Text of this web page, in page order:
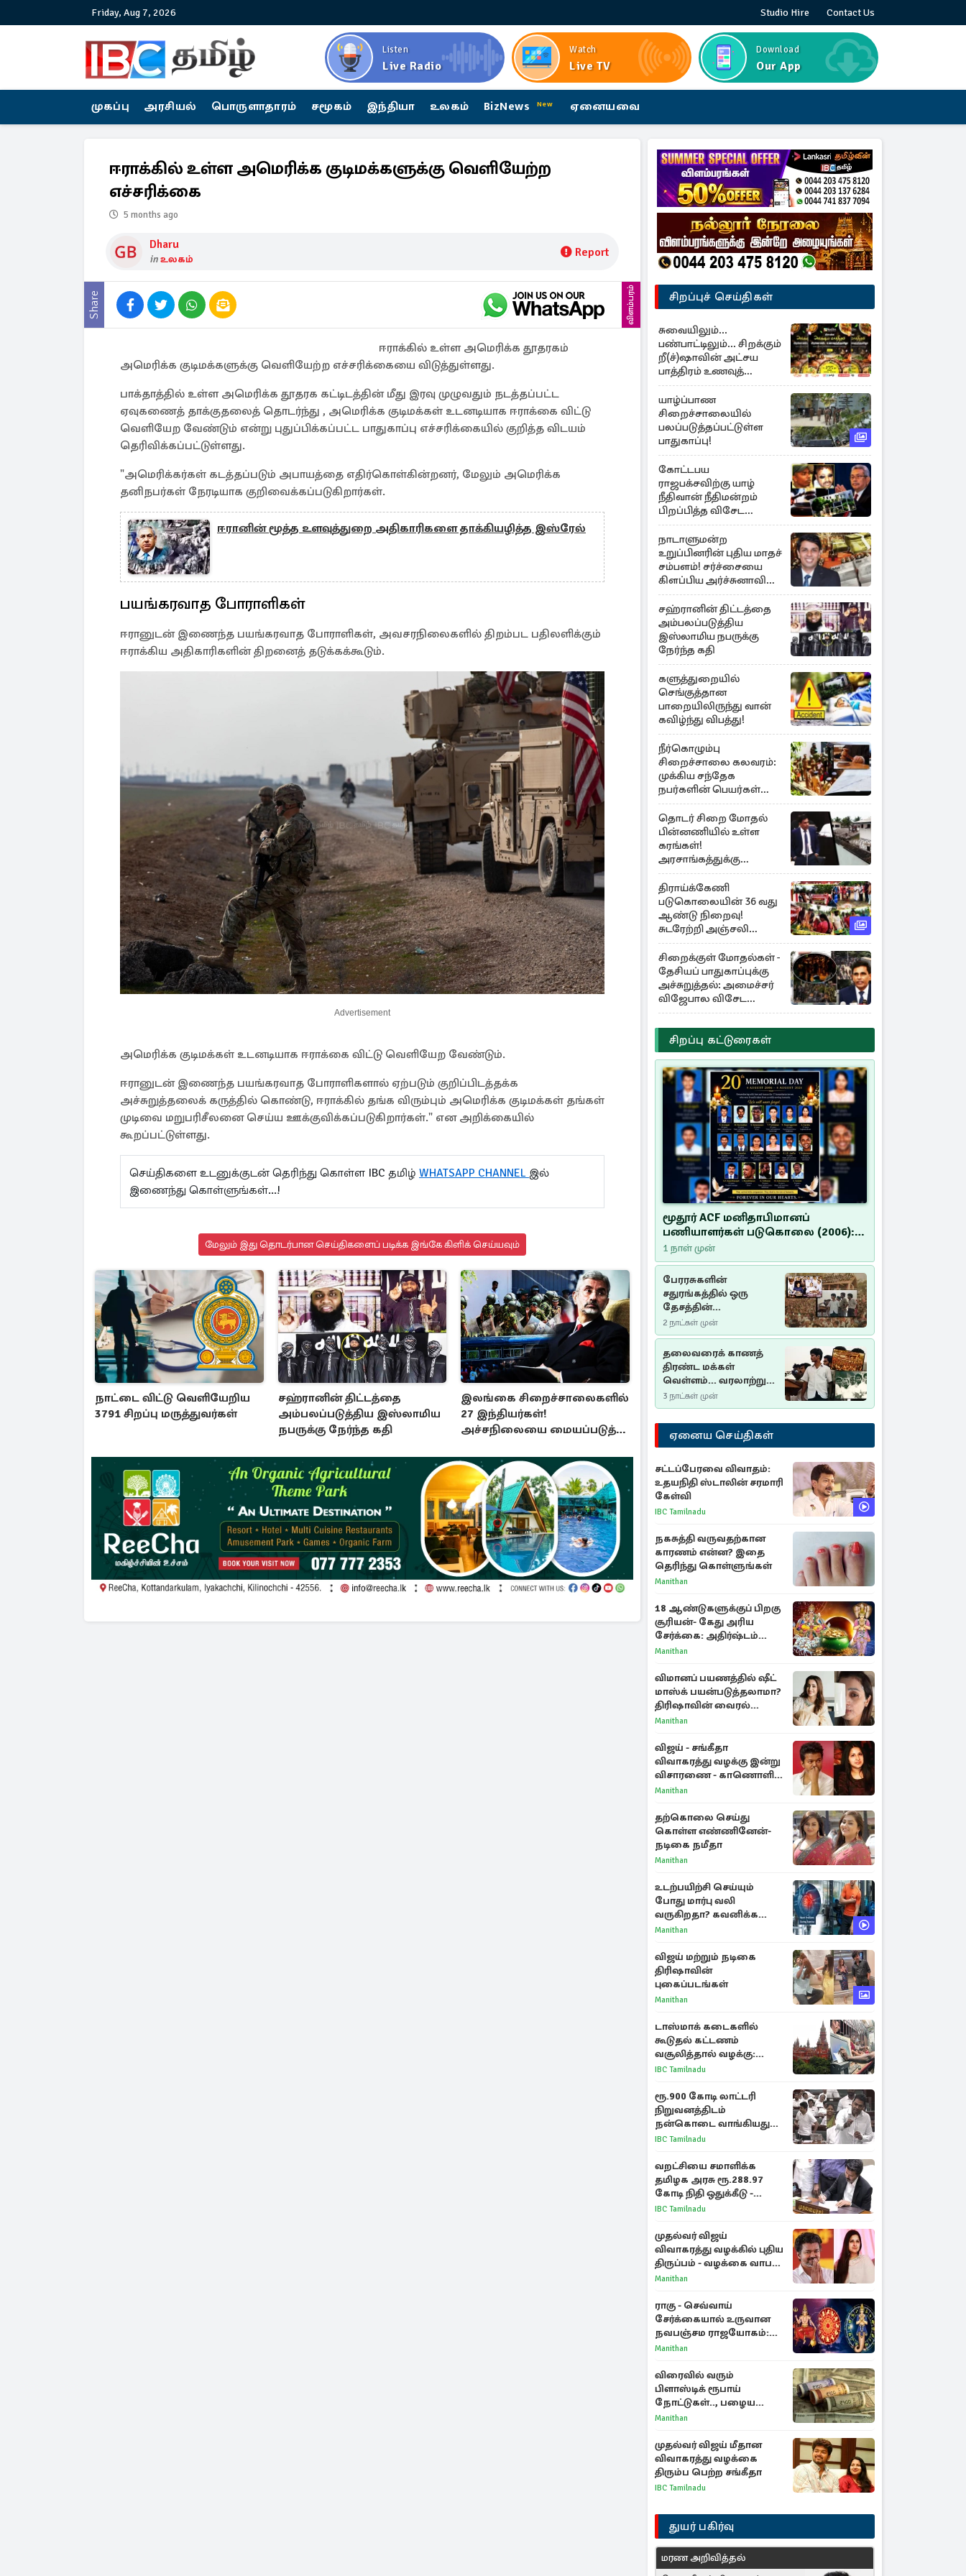
Friday, Aug 7, 2026 Studio Hire Contact Us
Listen
Live Radio
Watch
Live TV
Download
Our App
முகப்பு அரசியல் பொருளாதாரம் சமூகம் இந்தியா உலகம் BizNews New ஏனையவை
ஈராக்கில் உள்ள அமெரிக்க குடிமக்களுக்கு வெளியேற்ற
எச்சரிக்கை
5 months ago
Dharu
inஉலகம் Report
Share விளம்பரம்
ஈராக்கில் உள்ள அமெரிக்க தூதரகம்
அமெரிக்க குடிமக்களுக்கு வெளியேற்ற எச்சரிக்கையை விடுத்துள்ளது.
பாக்தாத்தில் உள்ள அமெரிக்க தூதரக கட்டிடத்தின் மீது இரவு முழுவதும் நடத்தப்பட்ட
ஏவுகணைத் தாக்குதலைத் தொடர்ந்து , அமெரிக்க குடிமக்கள் உடனடியாக ஈராக்கை விட்டு
வெளியேற வேண்டும் என்று புதுப்பிக்கப்பட்ட பாதுகாப்பு எச்சரிக்கையில் குறித்த விடயம்
தெரிவிக்கப்பட்டுள்ளது.
"அமெரிக்கர்கள் கடத்தப்படும் அபாயத்தை எதிர்கொள்கின்றனர், மேலும் அமெரிக்க
தனிநபர்கள் நேரடியாக குறிவைக்கப்படுகிறார்கள்.
ஈரானின் மூத்த உளவுத்துறை அதிகாரிகளை தாக்கியழித்த இஸ்ரேல்
பயங்கரவாத போராளிகள்
ஈரானுடன் இணைந்த பயங்கரவாத போராளிகள், அவசரநிலைகளில் திறம்பட பதிலளிக்கும்
ஈராக்கிய அதிகாரிகளின் திறனைத் தடுக்கக்கூடும்.
Advertisement
அமெரிக்க குடிமக்கள் உடனடியாக ஈராக்கை விட்டு வெளியேற வேண்டும்.
ஈரானுடன் இணைந்த பயங்கரவாத போராளிகளால் ஏற்படும் குறிப்பிடத்தக்க
அச்சுறுத்தலைக் கருத்தில் கொண்டு, ஈராக்கில் தங்க விரும்பும் அமெரிக்க குடிமக்கள் தங்கள்
முடிவை மறுபரிசீலனை செய்ய ஊக்குவிக்கப்படுகிறார்கள்." என அறிக்கையில்
கூறப்பட்டுள்ளது.
செய்திகளை உடனுக்குடன் தெரிந்து கொள்ள IBC தமிழ் WHATSAPP CHANNEL இல்
இணைந்து கொள்ளுங்கள்...!
மேலும் இது தொடர்பான செய்திகளைப் படிக்க இங்கே கிளிக் செய்யவும்
நாட்டை விட்டு வெளியேறிய
3791 சிறப்பு மருத்துவர்கள்
சஹ்ரானின் திட்டத்தை
அம்பலப்படுத்திய இஸ்லாமிய
நபருக்கு நேர்ந்த கதி
இலங்கை சிறைச்சாலைகளில்
27 இந்தியர்கள்!
அச்சநிலையை மையப்படுத்தி
சிறப்புச் செய்திகள்
சுவையிலும்...
பண்பாட்டிலும்... சிறக்கும்
றீ(ச்)ஷாவின் அட்சய
பாத்திரம் உணவுத்
திருவிழா ஆரம்பம்
யாழ்ப்பாண
சிறைச்சாலையில்
பலப்படுத்தப்பட்டுள்ள
பாதுகாப்பு!
கோட்டபய
ராஜபக்சவிற்கு யாழ்
நீதிவான் நீதிமன்றம்
பிறப்பித்த விசேட
உத்தரவு!
நாடாளுமன்ற
உறுப்பினரின் புதிய மாதச்
சம்பளம்! சர்ச்சையை
கிளப்பிய அர்ச்சுனாவின்
அறிக்கை
சஹ்ரானின் திட்டத்தை
அம்பலப்படுத்திய
இஸ்லாமிய நபருக்கு
நேர்ந்த கதி
களுத்துறையில்
செங்குத்தான
பாறையிலிருந்து வான்
கவிழ்ந்து விபத்து!
நீர்கொழும்பு
சிறைச்சாலை கலவரம்:
முக்கிய சந்தேக
நபர்களின் பெயர்கள்
நீதிமன்றில் சமர்ப்பிப்பு!
தொடர் சிறை மோதல்
பின்னணியில் உள்ள
கரங்கள்!
அரசாங்கத்துக்கு
கிடைத்த புலனாய்வு
தகவல்
திராய்க்கேணி
படுகொலையின் 36 வது
ஆண்டு நிறைவு!
சுடரேற்றி அஞ்சலி
செலுத்திய மக்கள்
சிறைக்குள் மோதல்கள் -
தேசியப் பாதுகாப்புக்கு
அச்சுறுத்தல்: அமைச்சர்
விஜேபால விசேட
அறிவிப்பு
சிறப்பு கட்டுரைகள்
மூதூர் ACF மனிதாபிமானப்
பணியாளர்கள் படுகொலை (2006):
20 ஆண்டுகளாகியும் நீதி
மறுக்கப்பட்ட மனிதாபிமானப்
பேரவலம்
1 நாள் முன்
பேரரசுகளின்
சதுரங்கத்தில் ஒரு
தேசத்தின்
தீர்க்கதரிசனம் :
சுதுமலை பிரகடனம்
ஒரு வரலாற்றுப் பாடம்
2 நாட்கள் முன்
தலைவரைக் காணத்
திரண்ட மக்கள்
வெள்ளம்... வரலாற்றுச்
சிறப்புமிக்க சுதுமலைப்
பிரகடனம்…
3 நாட்கள் முன்
ஏனைய செய்திகள்
சட்டப்பேரவை விவாதம்:
உதயநிதி ஸ்டாலின் சரமாரி
கேள்வி
IBC Tamilnadu
நகசுத்தி வருவதற்கான
காரணம் என்ன? இதை
தெரிந்து கொள்ளுங்கள்
Manithan
18 ஆண்டுகளுக்குப் பிறகு
சூரியன்- கேது அரிய
சேர்க்கை: அதிர்ஷ்டம்
பெறும் 3 ராசிகள்!
Manithan
விமானப் பயணத்தில் ஷீட்
மாஸ்க் பயன்படுத்தலாமா?
திரிஷாவின் வைரல்
செல்ஃபிக்கு மருத்துவர்
Manithan
விஜய் - சங்கீதா
விவாகரத்து வழக்கு இன்று
விசாரணை - காணொளி
மூலம் ஆஜராக வாய்ப்பு
Manithan
தற்கொலை செய்து
கொள்ள எண்ணினேன்-
நடிகை நமீதா
Manithan
உடற்பயிற்சி செய்யும்
போது மார்பு வலி
வருகிறதா? கவனிக்க
வேண்டிய எச்சரிக்கை
Manithan
விஜய் மற்றும் நடிகை
திரிஷாவின்
புகைப்படங்கள்
Manithan
டாஸ்மாக் கடைகளில்
கூடுதல் கட்டணம்
வசூலித்தால் வழக்கு:
சென்னை உயர்நீதிமன்றம்
IBC Tamilnadu
ரூ.900 கோடி லாட்டரி
நிறுவனத்திடம்
நன்கொடை வாங்கியது
ஏன்? உதயநிதி - ஆதவ்
IBC Tamilnadu
வறட்சியை சமாளிக்க
தமிழக அரசு ரூ.288.97
கோடி நிதி ஒதுக்கீடு -
வெளியான அரசாணை
IBC Tamilnadu
முதல்வர் விஜய்
விவாகரத்து வழக்கில் புதிய
திருப்பம் - வழக்கை வாபஸ்
பெற்ற சங்கீதா!
Manithan
ராகு - செவ்வாய்
சேர்க்கையால் உருவான
நவபஞ்சம ராஜயோகம்:
அதிர்ஷ்டம் பெறும் 3
Manithan
விரைவில் வரும்
பிளாஸ்டிக் ரூபாய்
நோட்டுகள்.., பழைய
காகித நோட்டுகள்
Manithan
முதல்வர் விஜய் மீதான
விவாகரத்து வழக்கை
திரும்ப பெற்ற சங்கீதா
IBC Tamilnadu
துயர் பகிர்வு
மரண அறிவித்தல்